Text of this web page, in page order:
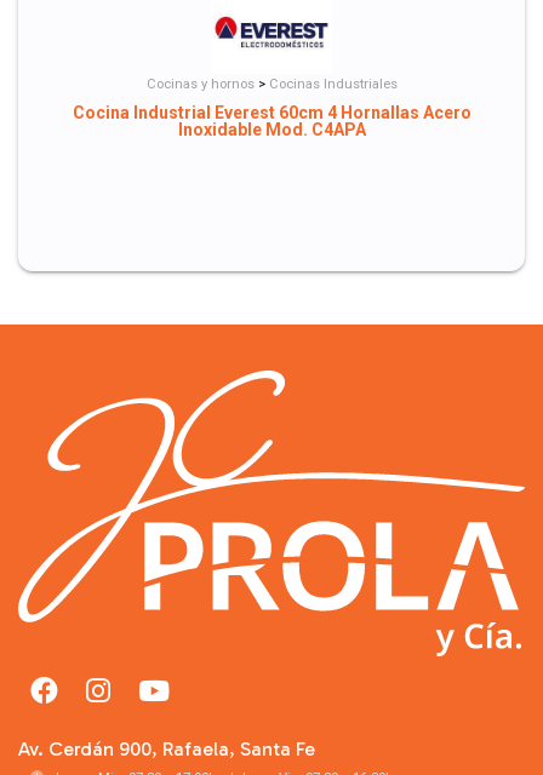
Cocinas y hornos >Cocinas Industriales
Cocina Industrial Everest 60cm 4 Hornallas Acero
Inoxidable Mod. C4APA
Av. Cerdán 900, Rafaela, Santa Fe